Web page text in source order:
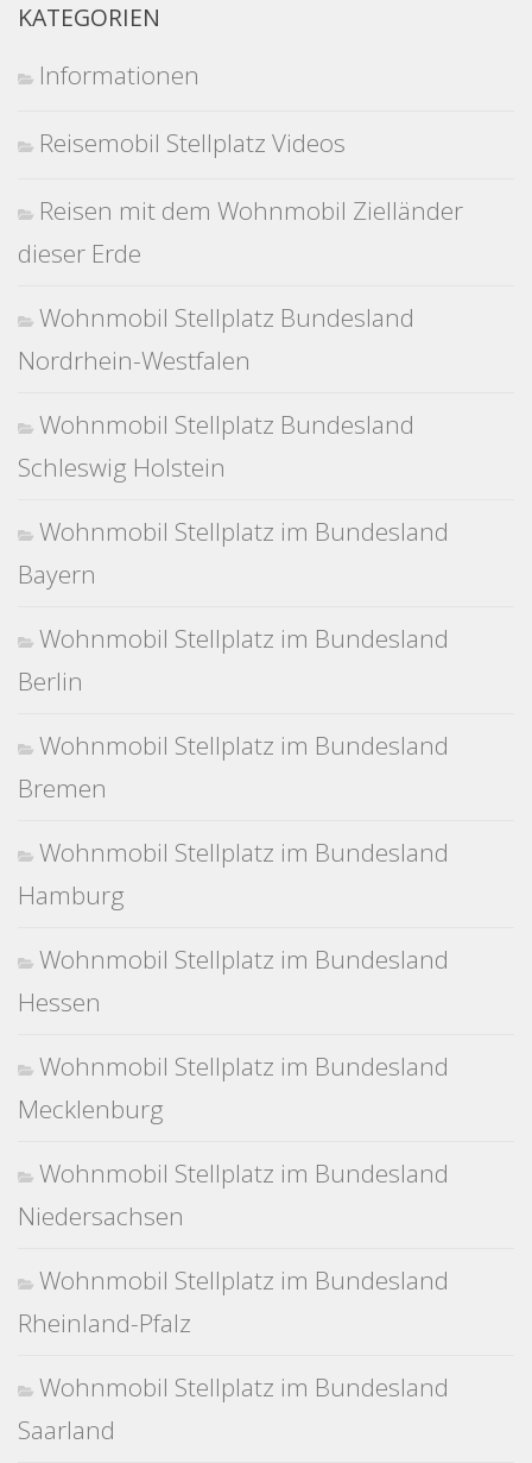
KATEGORIEN
Informationen
Reisemobil Stellplatz Videos
Reisen mit dem Wohnmobil Zielländer
dieser Erde
Wohnmobil Stellplatz Bundesland
Nordrhein-Westfalen
Wohnmobil Stellplatz Bundesland
Schleswig Holstein
Wohnmobil Stellplatz im Bundesland
Bayern
Wohnmobil Stellplatz im Bundesland
Berlin
Wohnmobil Stellplatz im Bundesland
Bremen
Wohnmobil Stellplatz im Bundesland
Hamburg
Wohnmobil Stellplatz im Bundesland
Hessen
Wohnmobil Stellplatz im Bundesland
Mecklenburg
Wohnmobil Stellplatz im Bundesland
Niedersachsen
Wohnmobil Stellplatz im Bundesland
Rheinland-Pfalz
Wohnmobil Stellplatz im Bundesland
Saarland